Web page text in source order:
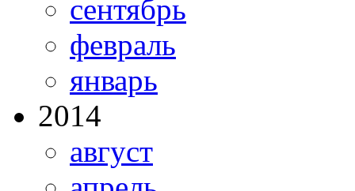
сентябрь
февраль
январь
2014
август